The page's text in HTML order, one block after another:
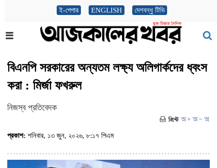
ই-পেপার ENGLISH দেশবন্ধু টিভি
বিএনপি সরকারের অন্যতম লক্ষ্য অলিগার্কদের ধ্বংস
করা : মির্জা ফখরুল
নিজস্ব প্রতিবেদক
প্রকাশ: শনিবার, ১৩ জুন, ২০২৬, ৮:১৭ পিএম